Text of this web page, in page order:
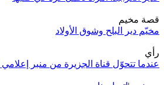
قصة مخيم
مخيّم دير البلح وشوق الأولاد
رأي
عندما تتحوّل قناة الجزيرة من منبر